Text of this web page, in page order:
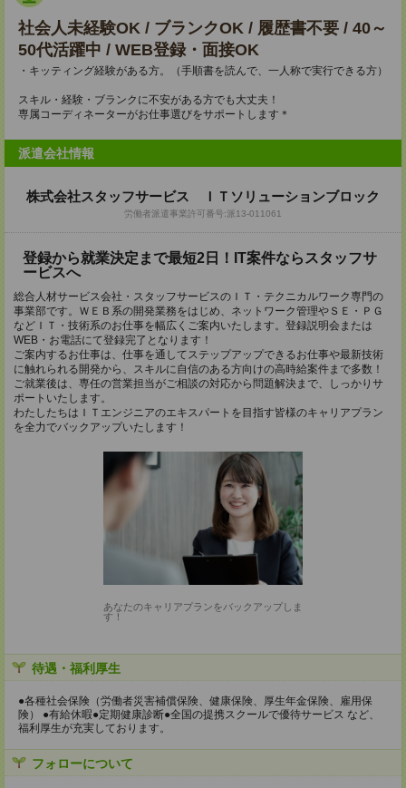
社会人未経験OK / ブランクOK / 履歴書不要 / 40～
50代活躍中 / WEB登録・面接OK
・キッティング経験がある方。（手順書を読んで、一人称で実行できる方）
スキル・経験・ブランクに不安がある方でも大丈夫！
専属コーディネーターがお仕事選びをサポートします＊
派遣会社情報
株式会社スタッフサービス ＩＴソリューションブロック
労働者派遣事業許可番号:派13-011061
登録から就業決定まで最短2日！IT案件ならスタッフサ
ービスへ
総合人材サービス会社・スタッフサービスのＩＴ・テクニカルワーク専門の
事業部です。ＷＥＢ系の開発業務をはじめ、ネットワーク管理やＳＥ・ＰＧ
などＩＴ・技術系のお仕事を幅広くご案内いたします。登録説明会または
WEB・お電話にて登録完了となります！
ご案内するお仕事は、仕事を通してステップアップできるお仕事や最新技術
に触れられる開発から、スキルに自信のある方向けの高時給案件まで多数！
ご就業後は、専任の営業担当がご相談の対応から問題解決まで、しっかりサ
ポートいたします。
わたしたちはＩＴエンジニアのエキスパートを目指す皆様のキャリアプラン
を全力でバックアップいたします！
あなたのキャリアプランをバックアップしま
す！
待遇・福利厚生
●各種社会保険（労働者災害補償保険、健康保険、厚生年金保険、雇用保
険） ●有給休暇●定期健康診断●全国の提携スクールで優待サービス など、
福利厚生が充実しております。
フォローについて